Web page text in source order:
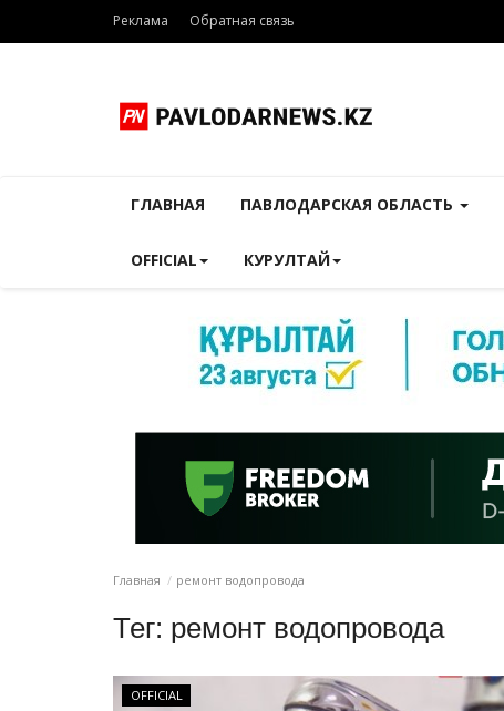
Реклама Обратная связь
ГЛАВНАЯ ПАВЛОДАРСКАЯ ОБЛАСТЬ
OFFICIAL КУРУЛТАЙ
Главная ремонт водопровода
Тег: ремонт водопровода
OFFICIAL